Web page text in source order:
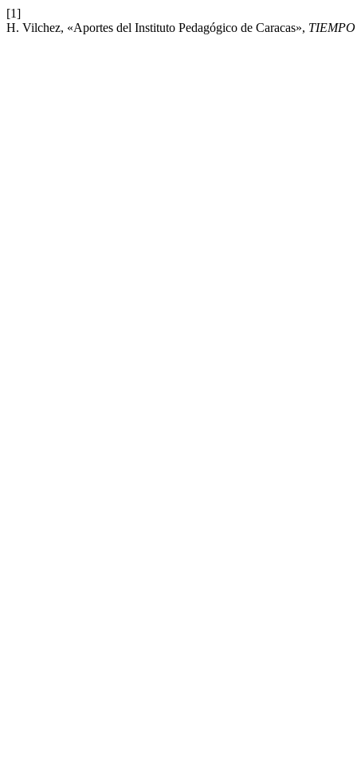
[1]
H. Vilchez, «Aportes del Instituto Pedagógico de Caracas», TIEMPO